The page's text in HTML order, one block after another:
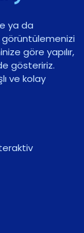
ya da
görüntülemenizi
göre yapılır,
gösteririz.
ve kolay